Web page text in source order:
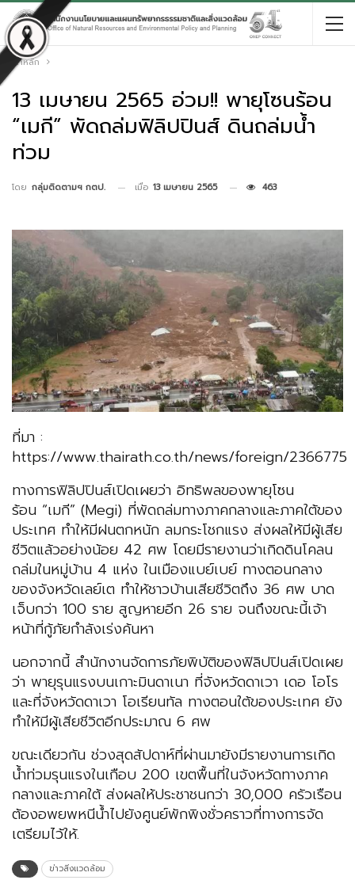
หน้าหลัก
13 เมษายน 2565 อ่วม!! พายุโซนร้อน
“เมกี” พัดถล่มฟิลิปปินส์ ดินถล่มน้ำ
ท่วม
โดย กลุ่มติดตามฯ กตป. เมื่อ 13 เมษายน 2565 463
ที่มา :
https://www.thairath.co.th/news/foreign/2366775
ทางการฟิลิปปินส์เปิดเผยว่า อิทธิพลของพายุโซน
ร้อน “เมกี” (Megi) ที่พัดถล่มทางภาคกลางและภาคใต้ของ
ประเทศ ทำให้มีฝนตกหนัก ลมกระโชกแรง ส่งผลให้มีผู้เสีย
ชีวิตแล้วอย่างน้อย 42 ศพ โดยมีรายงานว่าเกิดดินโคลน
ถล่มในหมู่บ้าน 4 แห่ง ในเมืองแบย์เบย์ ทางตอนกลาง
ของจังหวัดเลย์เต ทำให้ชาวบ้านเสียชีวิตถึง 36 ศพ บาด
เจ็บกว่า 100 ราย สูญหายอีก 26 ราย จนถึงขณะนี้เจ้า
หน้าที่กู้ภัยกำลังเร่งค้นหา
นอกจากนี้ สำนักงานจัดการภัยพิบัติของฟิลิปปินส์เปิดเผย
ว่า พายุรุนแรงบนเกาะมินดาเนา ที่จังหวัดดาเวา เดอ โอโร
และที่จังหวัดดาเวา โอเรียนทัล ทางตอนใต้ของประเทศ ยัง
ทำให้มีผู้เสียชีวิตอีกประมาณ 6 ศพ
ขณะเดียวกัน ช่วงสุดสัปดาห์ที่ผ่านมายังมีรายงานการเกิด
น้ำท่วมรุนแรงในเกือบ 200 เขตพื้นที่ในจังหวัดทางภาค
กลางและภาคใต้ ส่งผลให้ประชาชนกว่า 30,000 ครัวเรือน
ต้องอพยพหนีน้ำไปยังศูนย์พักพิงชั่วคราวที่ทางการจัด
เตรียมไว้ให้.
ข่าวสิ่งแวดล้อม